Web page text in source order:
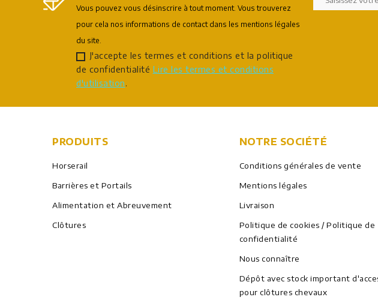
Vous pouvez vous désinscrire à tout moment. Vous trouverez
pour cela nos informations de contact dans les mentions légales
du site.
J'accepte les termes et conditions et la politique
de confidentialité Lire les termes et conditions
d'utilisation.
PRODUITS
Horserail
Barrières et Portails
Alimentation et Abreuvement
Clôtures
NOTRE SOCIÉTÉ
Conditions générales de vente
Mentions légales
Livraison
Politique de cookies / Politique de
confidentialité
Nous connaître
Dépôt avec stock important
pour clôtures chevaux